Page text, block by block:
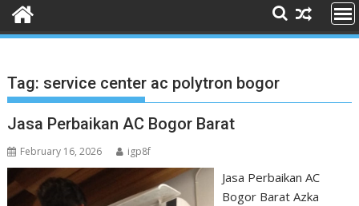
Tag: service center ac polytron bogor
Jasa Perbaikan AC Bogor Barat
February 16, 2026 igp8f
Jasa Perbaikan AC
Bogor Barat Azka